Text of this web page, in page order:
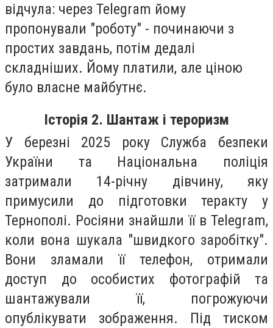
відчула: через Telegram йому
пропонували "роботу" - починаючи з
простих завдань, потім дедалі
складніших. Йому платили, але ціною
було власне майбутнє.
Історія 2. Шантаж і тероризм
У березні 2025 року Служба безпеки
України та Національна поліція
затримали 14-річну дівчину, яку
примусили до підготовки теракту у
Тернополі. Росіяни знайшли її в Telegram,
коли вона шукала "швидкого заробітку".
Вони зламали її телефон, отримали
доступ до особистих фотографій та
шантажували її, погрожуючи
опублікувати зображення. Під тиском